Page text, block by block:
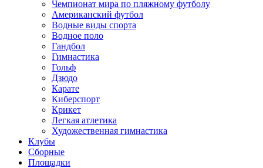
Чемпионат мира по пляжному футболу
Американский футбол
Водные виды спорта
Водное поло
Гандбол
Гимнастика
Гольф
Дзюдо
Карате
Киберспорт
Крикет
Легкая атлетика
Художественная гимнастика
Клубы
Сборные
Площадки